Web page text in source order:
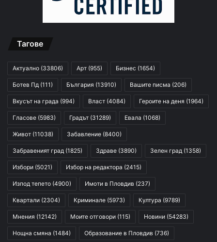
Тагове
Актуално (33806) Арт (955) Бизнес (1654)
Ботев Пд (111) България (13910) Вашите писма (206)
Вкусът на града (994) Власт (4084) Героите на деня (1964)
Гласове (5983) Градът (31289) Евала (1068)
Живот (11038) Забавление (8400)
Забравеният град (1825) Здраве (3890) Зелен град (1358)
Избори (5021) Избор на редактора (2415)
Изпод тепето (4900) Имоти в Пловдив (237)
Квартали (2304) Криминале (5973) Култура (9789)
Мнения (12142) Моите отговори (115) Новини (54283)
Нощна смяна (1484) Образование в Пловдив (736)